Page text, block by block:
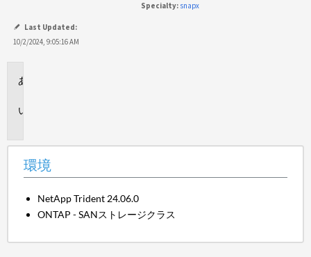
Specialty: snapx
Last Updated:
10/2/2024, 9:05:16 AM
環境
NetApp Trident 24.06.0
ONTAP - SANストレージクラス